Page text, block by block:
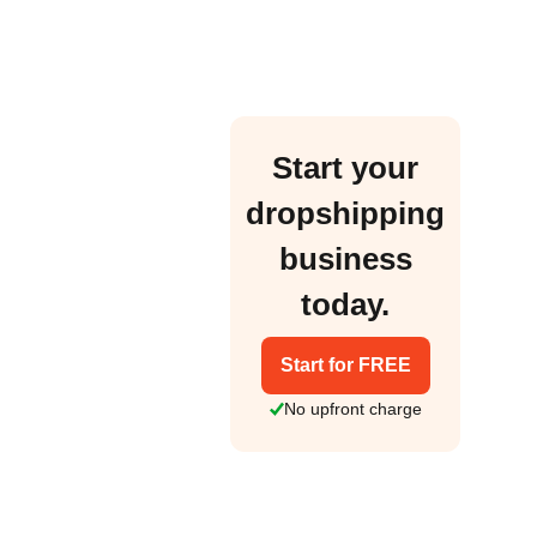
Start your
dropshipping
business
today.
Start for FREE
No upfront charge